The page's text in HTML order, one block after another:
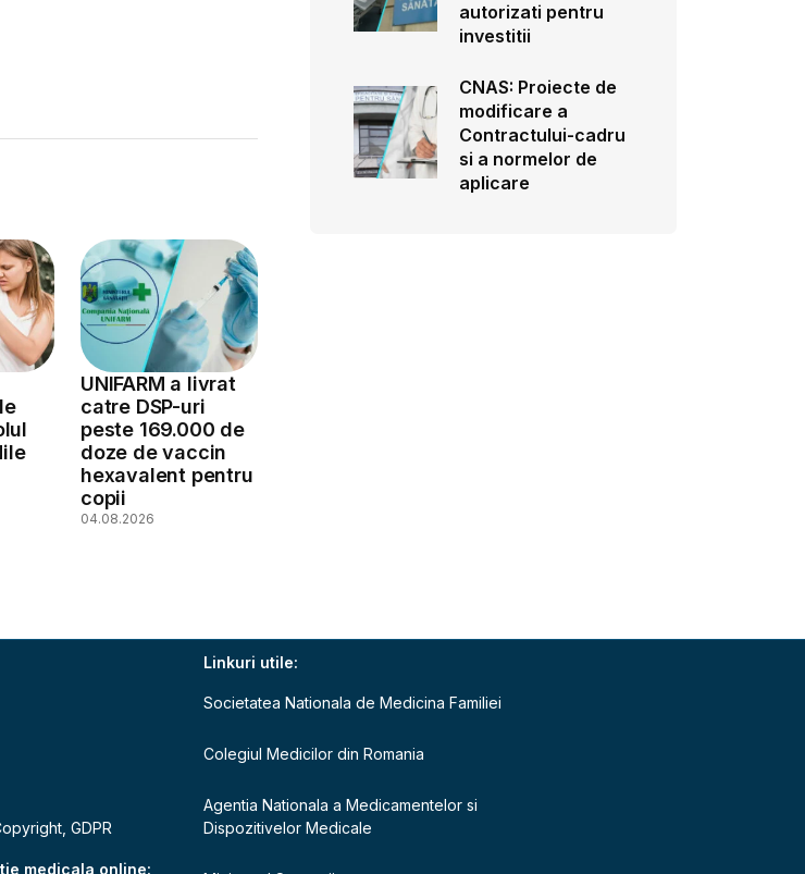
UNIFARM a livrat
catre DSP-uri
peste 169.000 de
doze de vaccin
hexavalent pentru
copii
04.08.2026
autorizati pentru
investitii
CNAS: Proiecte de
modificare a
Contractului-cadru
si a normelor de
aplicare
GDPR
medicala online:
Linkuri utile:
Societatea Nationala de Medicina Familiei
Colegiul Medicilor din Romania
Agentia Nationala a Medicamentelor si
Dispozitivelor Medicale